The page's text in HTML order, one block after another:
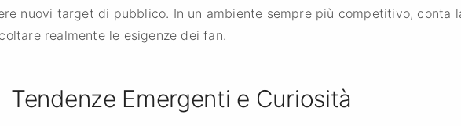
nuovi target di pubblico. In un ambiente sempre più competitivo, conta
realmente le esigenze dei fan.
Tendenze Emergenti e Curiosità